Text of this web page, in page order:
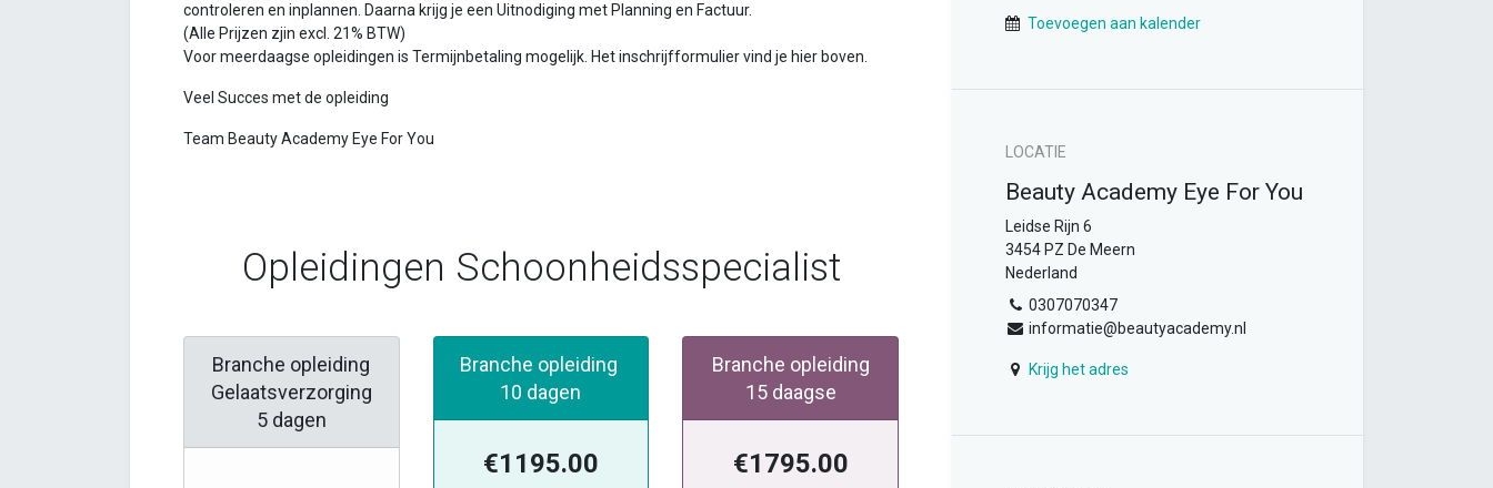
controleren en inplannen. Daarna krijg je een Uitnodiging met Planning en Factuur.
(Alle Prijzen zjin excl. 21% BTW)
Voor meerdaagse opleidingen is Termijnbetaling mogelijk. Het inschrijfformulier vind je hier boven.
Veel Succes met de opleiding
Team Beauty Academy Eye For You
Opleidingen Schoonheidsspecialist
Branche opleiding
Gelaatsverzorging
5 dagen
Branche opleiding
10 dagen
€1195.00
Branche opleiding
15 daagse
€1795.00
Toevoegen aan kalender
LOCATIE
Beauty Academy Eye For You
Leidse Rijn 6
3454 PZ De Meern
Nederland
0307070347
informatie@beautyacademy.nl
Krijg het adres